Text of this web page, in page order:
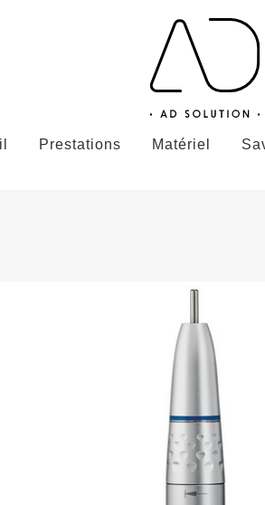
Prestations Matériel